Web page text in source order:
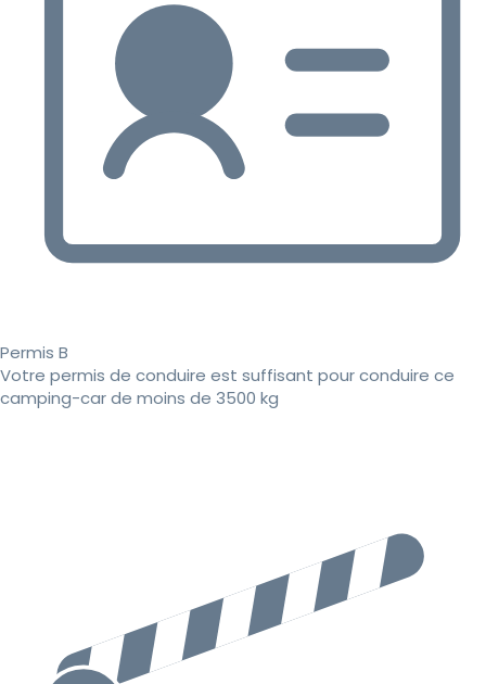
Permis B
Votre permis de conduire est suffisant pour conduire ce
camping-car de moins de 3500 kg